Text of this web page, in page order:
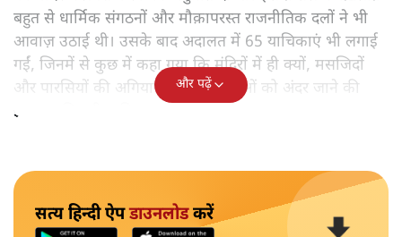
बहुत से धार्मिक संगठनों और मौक़ापरस्त राजनीतिक दलों ने भी
आवाज़ उठाई थी। उसके बाद अदालत में 65 याचिकाएं भी लगाई
गईं, जिनमें से कुछ में कहा गया कि मंदिरों में ही क्यों, मसजिदों
और पारसियों की अगियारी में भी महिलाओं को अंदर जाने की
इजाजत मिलनी चाहिए।
और पढ़ें
सत्य हिन्दी ऐपडाउनलोडकरें